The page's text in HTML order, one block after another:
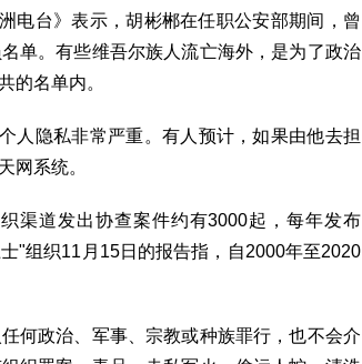
电台》表示，胡彬郴在任职公安部期间，曾
单。有些维吾尔族人流亡海外，是为了政治
的名单内。
人隐私非常严重。有人预计，如果由他去担
网系统。
渠道发出协查案件约有3000起，每年发布
"组织11月15日的报告指，自2000年至2020
何政治、军事、宗教或种族罪行，也不会介